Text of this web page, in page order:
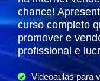
chance!
curso completo
promover e
profissional e
Videoaulas para